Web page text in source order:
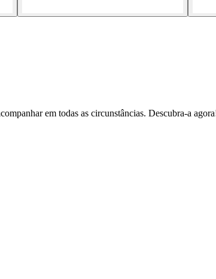
em todas as circunstâncias. Descubra-a